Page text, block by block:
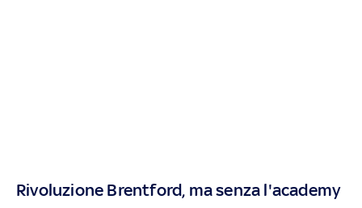
Rivoluzione Brentford, ma senza l'academy